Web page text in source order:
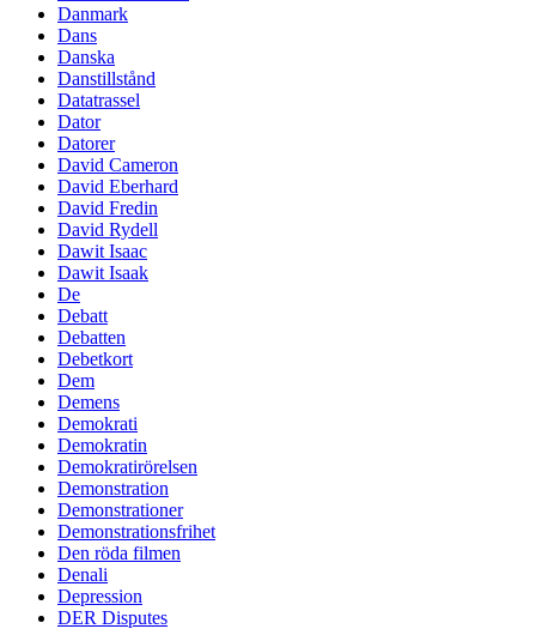
Danmark
Dans
Danska
Danstillstånd
Datatrassel
Dator
Datorer
David Cameron
David Eberhard
David Fredin
David Rydell
Dawit Isaac
Dawit Isaak
De
Debatt
Debatten
Debetkort
Dem
Demens
Demokrati
Demokratin
Demokratirörelsen
Demonstration
Demonstrationer
Demonstrationsfrihet
Den röda filmen
Denali
Depression
DER Disputes